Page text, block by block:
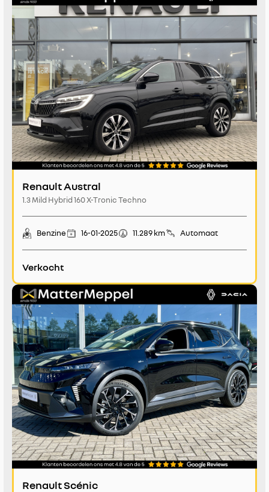
Renault Austral
1.3 Mild Hybrid 160 X-Tronic Techno
Benzine 16-01-2025 11.289 km Automaat
Verkocht
Renault Scénic